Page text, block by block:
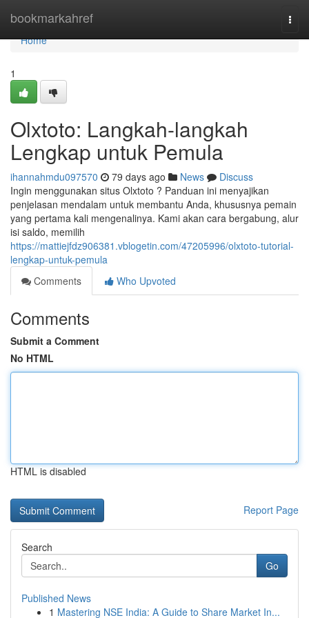
bookmarkahref
Home
Home
1
Olxtoto: Langkah-langkah
Lengkap untuk Pemula
ihannahmdu097570 79 days ago News
Discuss
Ingin menggunakan situs Olxtoto ? Panduan ini menyajikan
penjelasan mendalam untuk membantu Anda, khususnya pemain
yang pertama kali mengenalinya. Kami akan cara bergabung, alur
isi saldo, memilih
https://mattiejfdz906381.vblogetin.com/47205996/olxtoto-tutorial-
lengkap-untuk-pemula
Comments
Who Upvoted
Comments
Submit a Comment
No HTML
HTML is disabled
Report Page
Search
Go
Published News
1 Mastering NSE India: A Guide to Share Market In...